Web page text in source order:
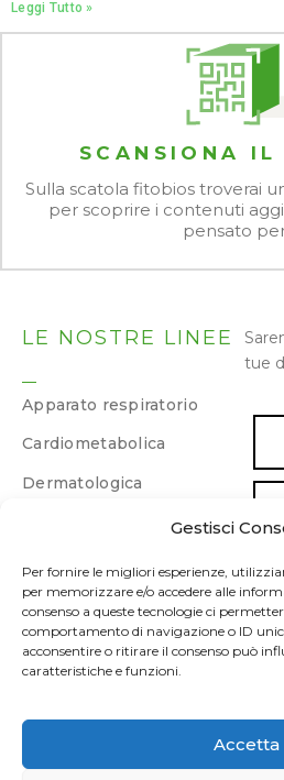
Gestisci
Per fornire le migliori esperienze,
per memorizzare e/o accedere alle
consenso a queste tecnologie ci
comportamento di navigazione o ID
acconsentire o ritirare il consenso può
caratteristiche e funzioni.
Accetta
Leggi Tutto »
SCANSIONA IL
Sulla scatola fitobios troverai
per scoprire i contenuti
pensato
LE NOSTRE LINEE
Apparato respiratorio
Cardiometabolica
Dermatologica
Energia e memoria
Gastrointestinale
Ginecologica/Urologica
Sonno e umore
Sport
tue